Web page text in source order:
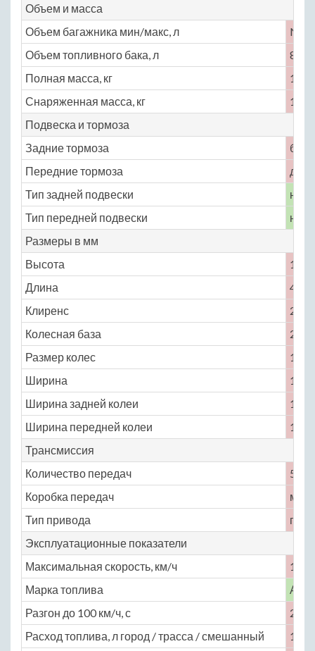
Объем и масса
Объем багажника мин/макс, л
No
Объем топливного бака, л
84
Полная масса, кг
1870
Снаряженная масса, кг
1370
Подвеска и тормоза
Задние тормоза
Передние тормоза
Тип задней подвески
Тип передней подвески
Размеры в мм
Высота
1640
Длина
4540
Клиренс
220
Колесная база
2700
Размер колес
175
Ширина
1640
Ширина задней колеи
1400
Ширина передней колеи
1430
Трансмиссия
Количество передач
5
Коробка передач
Тип привода
Эксплуатационные показатели
Максимальная скорость, км/ч
132
Марка топлива
АИ-
Разгон до 100 км/ч, с
25
Расход топлива, л город / трасса / смешанный
16.6